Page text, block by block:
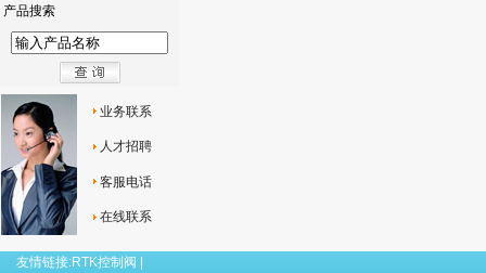
产品搜索
业务联系
人才招聘
客服电话
在线联系
友情链接:RTK控制阀